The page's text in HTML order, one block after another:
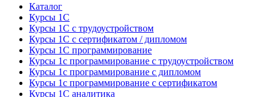
Каталог
Курсы 1С
Курсы 1С с трудоустройством
Курсы 1С с сертификатом / дипломом
Курсы 1С программирование
Курсы 1с программирование с трудоустройством
Курсы 1с программирование с дипломом
Курсы 1с программирование с сертификатом
Курсы 1С аналитика